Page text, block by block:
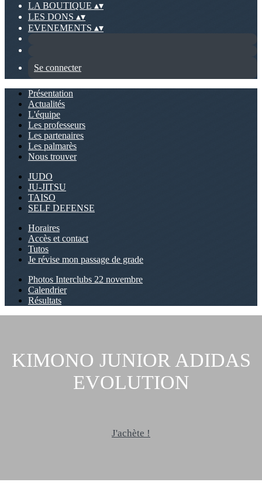
LA BOUTIQUE ▴▾
LES DONS ▴▾
EVENEMENTS ▴▾
Se connecter
Présentation
Actualités
L'équipe
Les professeurs
Les partenaires
Les palmarès
Nous trouver
JUDO
JU-JITSU
TAISO
SELF DEFENSE
Horaires
Accès et contact
Tutos
Je révise mon passage de grade
Photos Interclubs 22 novembre
Calendrier
Résultats
KIMONO JUNIOR ADIDAS
EVOLUTION
J'achète !